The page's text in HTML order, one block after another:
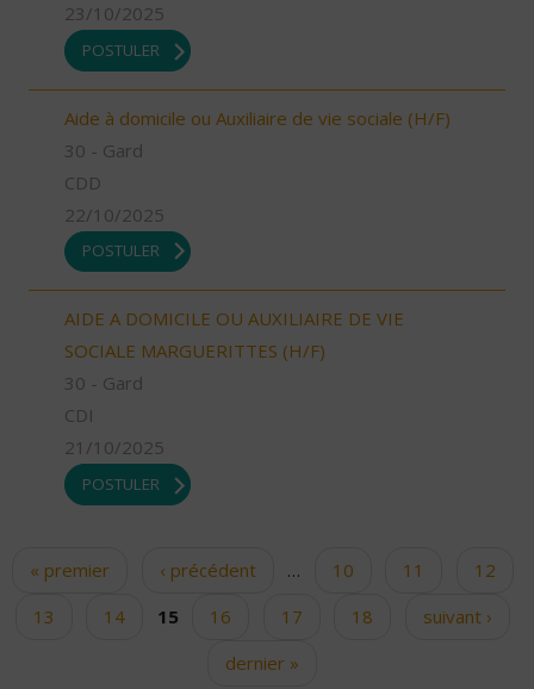
23/10/2025
POSTULER
Aide à domicile ou Auxiliaire de vie sociale (H/F)
30 - Gard
CDD
22/10/2025
POSTULER
AIDE A DOMICILE OU AUXILIAIRE DE VIE
SOCIALE MARGUERITTES (H/F)
30 - Gard
CDI
21/10/2025
POSTULER
Pages
« premier ‹ précédent … 10 11
12
13
14 15 16 17 18
suivant ›
dernier »